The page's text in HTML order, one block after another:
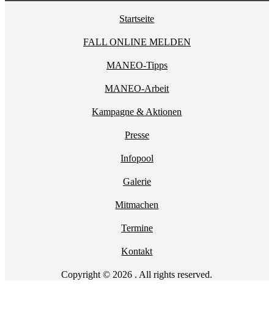
Startseite
FALL ONLINE MELDEN
MANEO-Tipps
MANEO-Arbeit
Kampagne & Aktionen
Presse
Infopool
Galerie
Mitmachen
Termine
Kontakt
Copyright © 2026 . All rights reserved.